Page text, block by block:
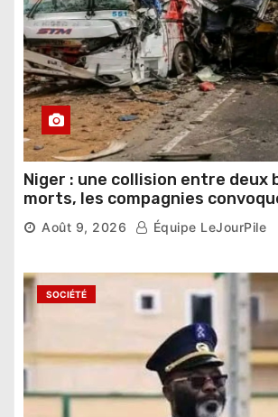
Niger : une collision entre deux
morts, les compagnies
4,292 vues
Août 9, 2026 Équipe LeJourPile
SOCIÉTÉ